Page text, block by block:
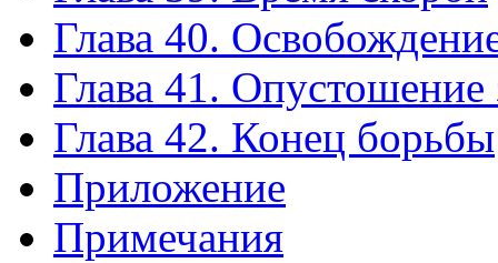
Глава 40.
Глава 41. Опустошение
Глава 42. Конец борьбы
Приложение
Примечания